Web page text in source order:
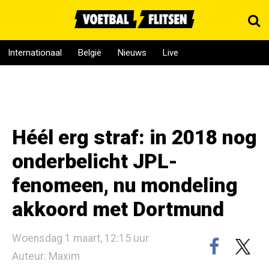
Internationaal België Nieuws Live
Héél erg straf: in 2018 nog
onderbelicht JPL-
fenomeen, nu mondeling
akkoord met Dortmund
Woensdag 1 maart, 12:15 uur
Auteur: Maxim